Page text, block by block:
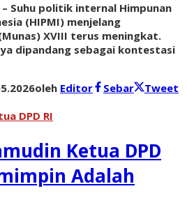
– Suhu politik internal Himpunan
(HIPMI) menjelang
XVIII terus meningkat.
dipandang sebagai kontestasi
oleh Editor Sebar
Tweet
DPD RI
Ketua DPD
Adalah